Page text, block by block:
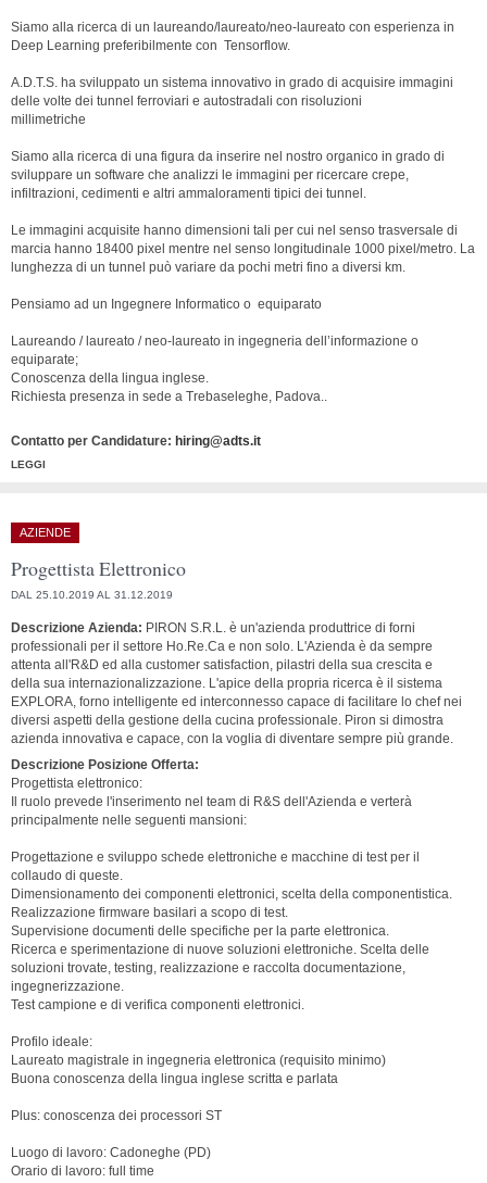
Siamo alla ricerca di un laureando/laureato/neo-laureato con esperienza in
Deep Learning preferibilmente con Tensorflow.
A.D.T.S. ha sviluppato un sistema innovativo in grado di acquisire immagini
delle volte dei tunnel ferroviari e autostradali con risoluzioni
millimetriche
Siamo alla ricerca di una figura da inserire nel nostro organico in grado di
sviluppare un software che analizzi le immagini per ricercare crepe,
infiltrazioni, cedimenti e altri ammaloramenti tipici dei tunnel.
Le immagini acquisite hanno dimensioni tali per cui nel senso trasversale di
marcia hanno 18400 pixel mentre nel senso longitudinale 1000 pixel/metro. La
lunghezza di un tunnel può variare da pochi metri fino a diversi km.
Pensiamo ad un Ingegnere Informatico o equiparato
Laureando / laureato / neo-laureato in ingegneria dell’informazione o
equiparate;
Conoscenza della lingua inglese.
Richiesta presenza in sede a Trebaseleghe, Padova..
Contatto per Candidature: hiring@adts.it
LEGGI
AZIENDE
Progettista Elettronico
DAL 25.10.2019 AL 31.12.2019
Descrizione Azienda: PIRON S.R.L. è un'azienda produttrice di forni
professionali per il settore Ho.Re.Ca e non solo. L'Azienda è da sempre
attenta all'R&D ed alla customer satisfaction, pilastri della sua crescita e
della sua internazionalizzazione. L'apice della propria ricerca è il sistema
EXPLORA, forno intelligente ed interconnesso capace di facilitare lo chef nei
diversi aspetti della gestione della cucina professionale. Piron si dimostra
azienda innovativa e capace, con la voglia di diventare sempre più grande.
Descrizione Posizione Offerta:
Progettista elettronico:
Il ruolo prevede l'inserimento nel team di R&S dell'Azienda e verterà
principalmente nelle seguenti mansioni:
Progettazione e sviluppo schede elettroniche e macchine di test per il
collaudo di queste.
Dimensionamento dei componenti elettronici, scelta della componentistica.
Realizzazione firmware basilari a scopo di test.
Supervisione documenti delle specifiche per la parte elettronica.
Ricerca e sperimentazione di nuove soluzioni elettroniche. Scelta delle
soluzioni trovate, testing, realizzazione e raccolta documentazione,
ingegnerizzazione.
Test campione e di verifica componenti elettronici.
Profilo ideale:
Laureato magistrale in ingegneria elettronica (requisito minimo)
Buona conoscenza della lingua inglese scritta e parlata
Plus: conoscenza dei processori ST
Luogo di lavoro: Cadoneghe (PD)
Orario di lavoro: full time